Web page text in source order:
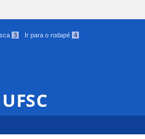
3 Ir para o rodapé 4